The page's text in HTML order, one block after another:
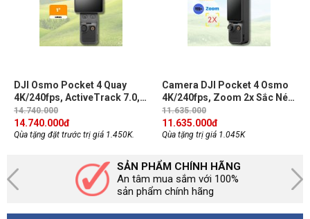
DJI Osmo Pocket 4 Quay
4K/240fps, ActiveTrack 7.0,
Zoom 2x Sắc Nét, Gimbal 3
Trục, Kết nối OsmoAudio
(Creator Combo)
14.740.000
14.740.000đ
Qùa tặng đặt trước trị giá 1.450K.
Camera DJI Pocket 4 Osmo
4K/240fps, Zoom 2x Sắc Nét,
Chống Rung Mượt, Quay Vlog
Review Sản Phẩmn CMOS 1-
inch (Standard Combo)
11.635.000
11.635.000đ
Qùa tặng trị giá 1.045K
SẢN PHẨM CHÍNH HÃNG
An tâm mua sắm với 100%
sản phẩm chính hãng